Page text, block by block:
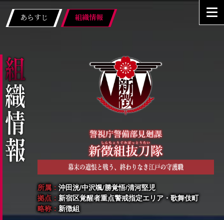
あらすじ 組織情報
所属：沖田洸/中沢颯/勝覚悟/清河堅児
拠点：新宿区覚醒者重点警戒指定エリア・歌舞伎町
略称：新徴組